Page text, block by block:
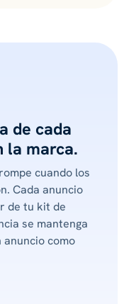
de cada
la marca.
cuando los
Cada anuncio
de tu kit de
se mantenga
como